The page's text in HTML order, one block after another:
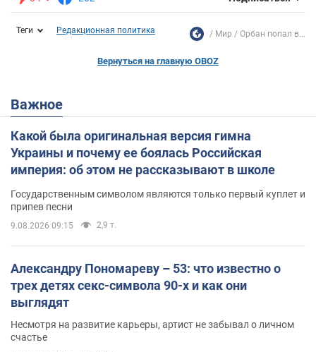
Теги Редакционная политика Мир Орбан попал в...
Вернуться на главную OBOZ
Важное
Какой была оригинальная версия гимна
Украины и почему ее боялась Российская
империя: об этом не рассказывают в школе
Государственным символом являются только первый куплет и
припев песни
9.08.2026 09:15 2,9 т.
Александру Пономареву – 53: что известно о
трех детях секс-символа 90-х и как они
выглядят
Несмотря на развитие карьеры, артист не забывал о личном
счастье